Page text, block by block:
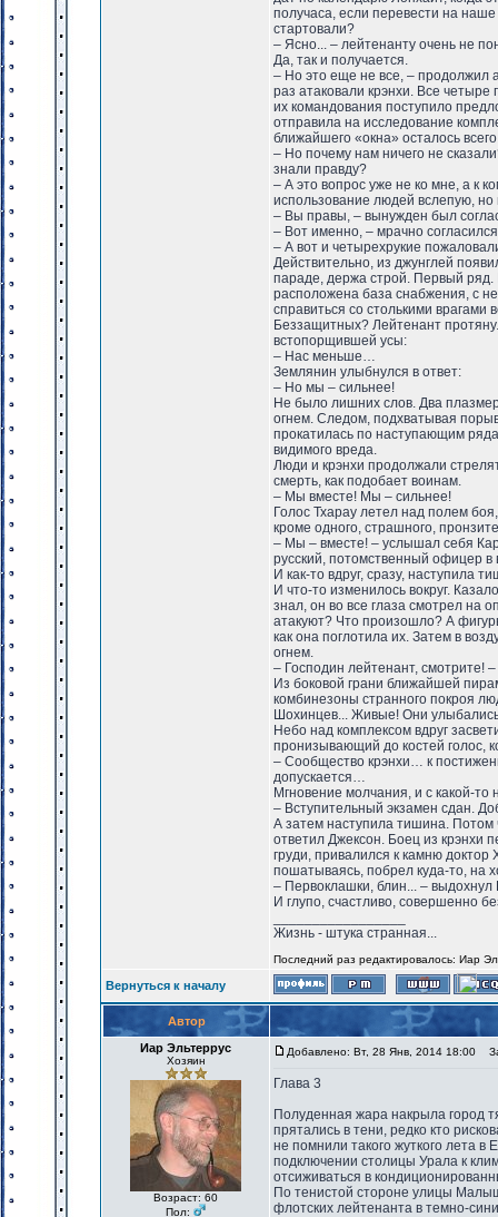
получаса, если перевести на
стартовали?
– Ясно... – лейтенанту очень не
Да, так и получается.
– Но это еще не все, – продолжил
раз атаковали крэнхи. Все
их командования поступило
отправила на исследование
ближайшего «окна» осталось
– Но почему нам ничего не
знали правду?
– А это вопрос уже не ко мне, а к
использование людей вслепую,
– Вы правы, – вынужден был
– Вот именно, – мрачно
– А вот и четырехрукие
Действительно, из джунглей
параде, держа строй. Первый
расположена база снабжения, с
справиться со столькими
Беззащитных? Лейтенант
встопорщившей усы:
– Нас меньше…
Землянин улыбнулся в ответ:
– Но мы – сильнее!
Не было лишних слов. Два
огнем. Следом, подхватывая
прокатилась по наступающим
видимого вреда.
Люди и крэнхи продолжали
смерть, как подобает воинам.
– Мы вместе! Мы – сильнее!
Голос Тхарау летел над полем
кроме одного, страшного,
– Мы – вместе! – услышал себя
русский, потомственный офицер
И как-то вдруг, сразу, наступила
И что-то изменилось вокруг.
знал, он во все глаза смотрел на
атакуют? Что произошло? А
как она поглотила их. Затем в
огнем.
– Господин лейтенант, смотрите!
Из боковой грани ближайшей
комбинезоны странного покроя
Шохинцев... Живые! Они
Небо над комплексом вдруг
пронизывающий до костей голос,
– Сообщество крэнхи… к
допускается…
Мгновение молчания, и с какой-
– Вступительный экзамен сдан.
А затем наступила тишина. Потом
ответил Джексон. Боец из крэнхи
груди, привалился к камню
пошатываясь, побрел куда-то, на
– Первоклашки, блин... – выдохнул
И глупо, счастливо, совершенно
Жизнь - штука странная...
Последний раз редактировалось: Иар
Вернуться к началу
Автор
Иар Эльтеррус
Хозяин
Возраст: 60
Пол:
Добавлено: Вт, 28 Янв, 2014 18:00
Глава 3
Полуденная жара накрыла город
прятались в тени, редко кто
не помнили такого жуткого лета в
подключении столицы Урала к
отсиживаться в
По тенистой стороне улицы
флотских лейтенанта в темно-